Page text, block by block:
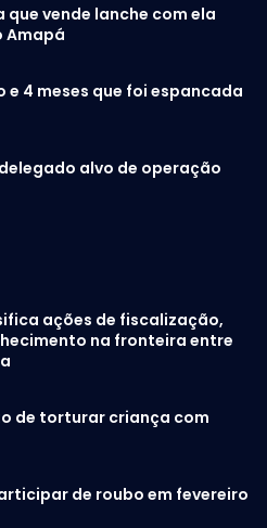
que vende lanche com ela
Amapá
e 4 meses que foi espancada
alvo de operação
ações de fiscalização,
na fronteira entre
de torturar criança com
de roubo em fevereiro